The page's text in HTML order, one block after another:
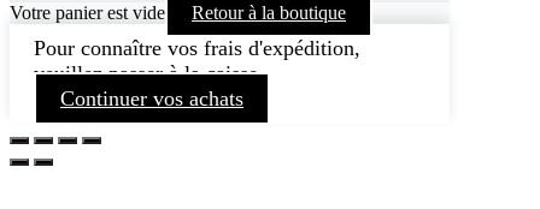
Votre panier est vide Retour à la boutique
Pour connaître vos frais d'expédition,
veuillez passer à la caisse.
Continuer vos achats